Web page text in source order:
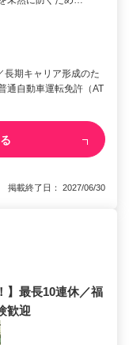
長期キャリア形成のた
自動車運転免許（AT
掲載終了日： 2027/06/30
】最長10連休／福
歓迎